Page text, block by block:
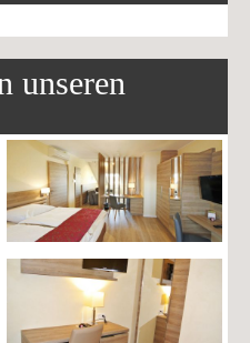
unseren